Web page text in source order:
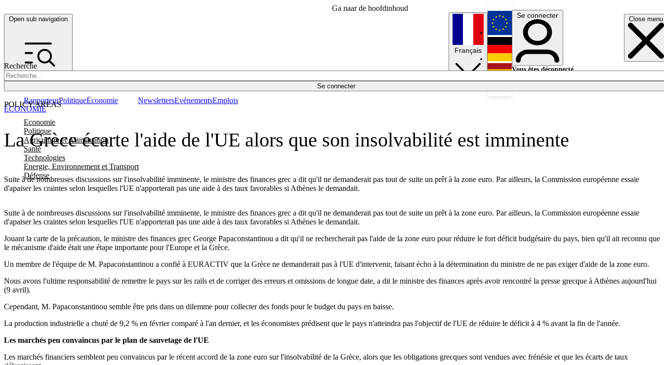
Ga naar de hoofdinhoud
Open sub navigation Close menu
Recherche
Se connecter
POLICY AREAS
Economie
Politique
Agriculture et Alimentation
Santé
Technologies
Energie, Environnement et Transport
Défense
RapporteurPolitiqueÉconomie NewslettersEvénementsEmplois
Français
English
Deutsch
Se connecter
Vous êtes déconnecté.
La Grèce écarte l'aide de l'UE alors que son insolvabilité est imminente
Suite à de nombreuses discussions sur l'insolvabilité imminente, le ministre des finances grec a dit qu'il ne demanderait pas tout de suite un prêt à la zone euro. Par ailleurs, la Commission européenne essaie
d'apaiser les craintes selon lesquelles l'UE n'apporterait pas une aide à des taux favorables si Athènes le demandait.
ÉCONOMIE
Suite à de nombreuses discussions sur l'insolvabilité imminente, le ministre des finances grec a dit qu'il ne demanderait pas tout de suite un prêt à la zone euro. Par ailleurs, la Commission européenne essaie
d'apaiser les craintes selon lesquelles l'UE n'apporterait pas une aide à des taux favorables si Athènes le demandait.
Jouant la carte de la précaution, le ministre des finances grec George Papaconstantinou a dit qu'il ne rechercherait pas l'aide de la zone euro pour réduire le fort déficit budgétaire du pays, bien qu'il ait reconnu que
le mécanisme d'aide était une étape importante pour l'Europe et la Grèce.
Un membre de l'équipe de M. Papaconstantinou a confié à EURACTIV que la Grèce ne demanderait pas à l'UE d'intervenir, faisant écho à la détermination du ministre de ne pas exiger d'aide de la zone euro.
Nous avons l'ultime responsabilité de remettre le pays sur les rails et de corriger des erreurs et omissions de longue date, a dit le ministre des finances après avoir rencontré la presse grecque à Athènes aujourd'hui
(9 avril).
Cependant, M. Papaconstantinou semble être pris dans un dilemme pour collecter des fonds pour le budget du pays en baisse.
La production industrielle a chuté de 9,2 % en février comparé à l'an dernier, et les économistes prédisent que le pays n'atteindra pas l'objectif de l'UE de réduire le déficit à 4 % avant la fin de l'année.
Les marchés peu convaincus par le plan de sauvetage de l'UE
Les marchés financiers semblent peu convaincus par le récent accord de la zone euro sur l'insolvabilité de la Grèce, alors que les obligations grecques sont vendues avec frénésie et que les écarts de taux